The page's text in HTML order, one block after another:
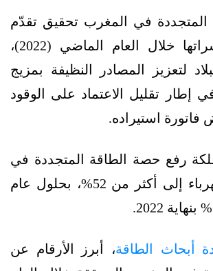
في المغرب تحقيق تقدّم
جديد في مؤشراتها خلال العام الماضي (2022)،
لتعزيز المصادر النظيفة بمزيج
في إطار تقليل الاعتماد على الوقود
استيراده.
رفع حصة الطاقة المتجددة في
قدرة توليد الكهرباء إلى أكثر من 52%، بحلول عام
أبحاث الطاقة، أبرز الأرقام عن